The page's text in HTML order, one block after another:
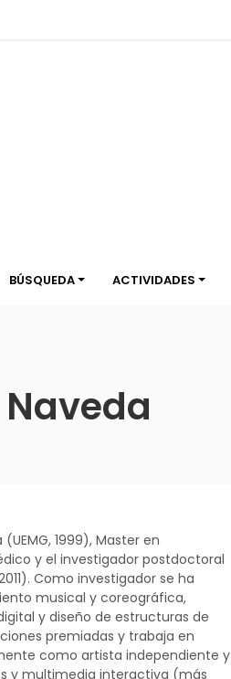
BÚSQUEDA ACTIVIDADES
Naveda
1999), Master en
y el investigador postdoctoral
Como investigador se ha
musical y coreográfica,
y diseño de estructuras de
premiadas y trabaja en
como artista independiente y
y multimedia interactiva (más